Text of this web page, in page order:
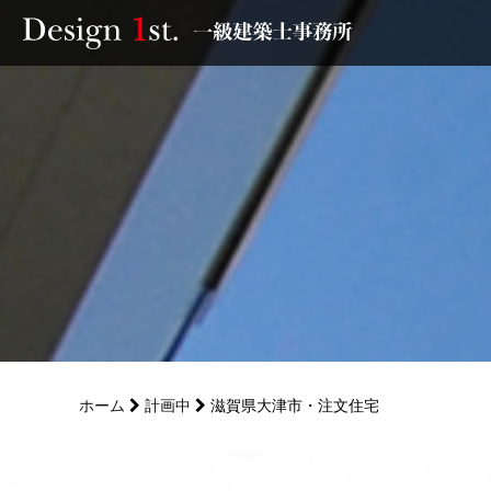
施工実績・施工事例
お客様の声
家づくり
サービスホーム 計画中 滋賀県大津市・注文住宅